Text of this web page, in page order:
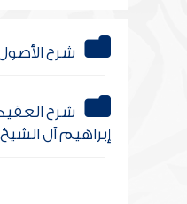
شرح
شرح
إبراهيم آل الشيخ